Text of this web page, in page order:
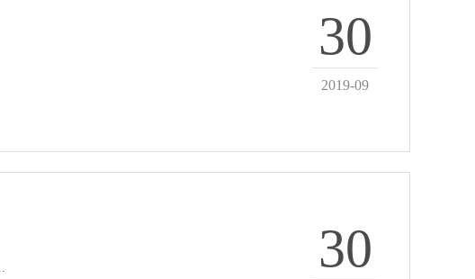
30
2019-09
30